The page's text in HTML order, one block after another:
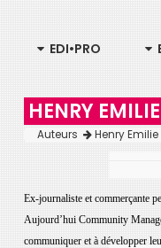
EDI•PRO
HENRY EMILIE
Auteurs Henry Emilie
Ex-journaliste et commerçante
Aujourd’hui Community
communiquer et à développer